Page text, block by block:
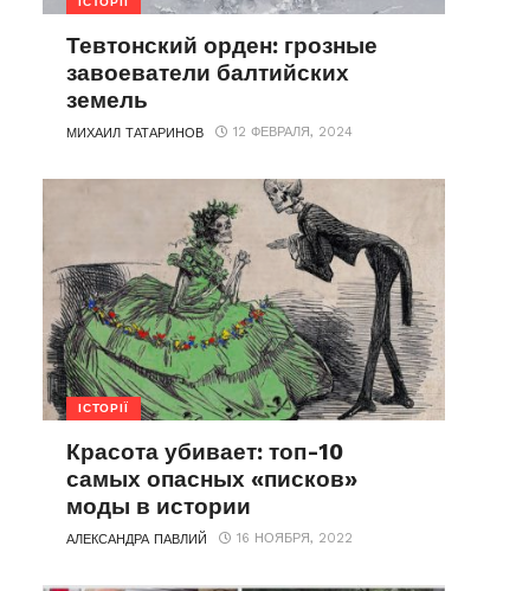
Тевтонский орден: грозные
завоеватели балтийских
земель
МИХАИЛ ТАТАРИНОВ 12 ФЕВРАЛЯ, 2024
ІСТОРІЇ
Красота убивает: топ-10
самых опасных «писков»
моды в истории
АЛЕКСАНДРА ПАВЛИЙ 16 НОЯБРЯ, 2022